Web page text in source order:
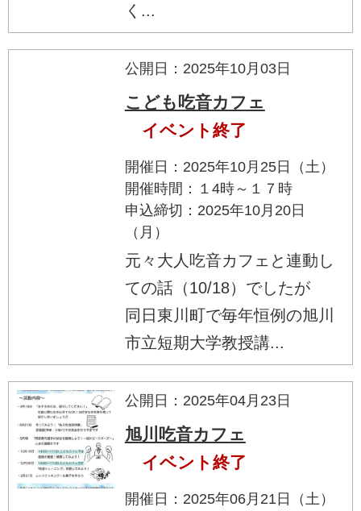
く...
公開日：2025年10月03日
こども吃音カフェ
イベント終了
開催日：2025年10月25日（土）
開催時間：１4時～１７時
申込締切：2025年10月20日
（月）
元々大人吃音カフェと連動し
ての話（10/18）でしたが
同日東川町で毎年恒例の旭川
市立短期大学教授講...
公開日：2025年04月23日
旭川吃音カフェ
イベント終了
開催日：2025年06月21日（土）